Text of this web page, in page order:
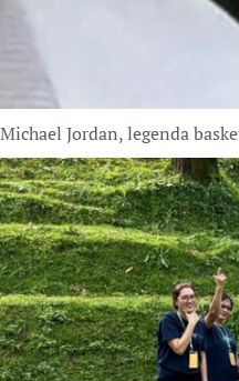
Michael Jordan, legenda